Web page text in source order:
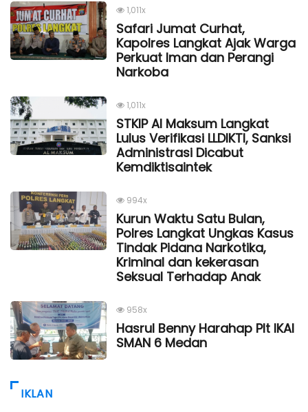
1,011x
Safari Jumat Curhat,
Kapolres Langkat Ajak Warga
Perkuat Iman dan Perangi
Narkoba
1,011x
STKIP Al Maksum Langkat
Lulus Verifikasi LLDIKTI, Sanksi
Administrasi Dicabut
Kemdiktisaintek
994x
Kurun Waktu Satu Bulan,
Polres Langkat Ungkas Kasus
Tindak Pidana Narkotika,
Kriminal dan kekerasan
Seksual Terhadap Anak
958x
Hasrul Benny Harahap Plt IKAl
SMAN 6 Medan
IKLAN